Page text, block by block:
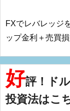
FXでレバレッジ
ップ金利＋売買
好評！ド
投資法はこ